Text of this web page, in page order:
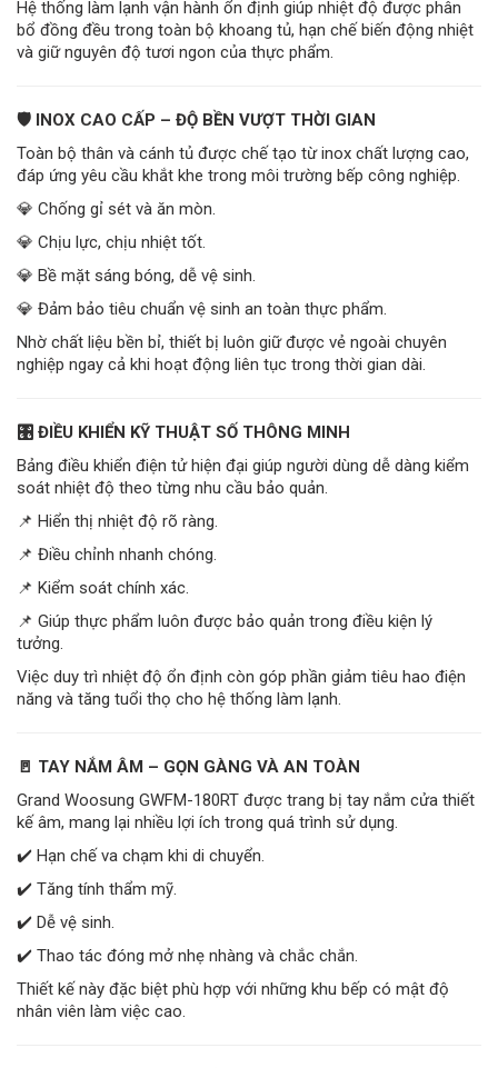
Hệ thống làm lạnh vận hành ổn định giúp nhiệt độ được phân
bổ đồng đều trong toàn bộ khoang tủ, hạn chế biến động nhiệt
và giữ nguyên độ tươi ngon của thực phẩm.
🛡️ INOX CAO CẤP – ĐỘ BỀN VƯỢT THỜI GIAN
Toàn bộ thân và cánh tủ được chế tạo từ inox chất lượng cao,
đáp ứng yêu cầu khắt khe trong môi trường bếp công nghiệp.
💎 Chống gỉ sét và ăn mòn.
💎 Chịu lực, chịu nhiệt tốt.
💎 Bề mặt sáng bóng, dễ vệ sinh.
💎 Đảm bảo tiêu chuẩn vệ sinh an toàn thực phẩm.
Nhờ chất liệu bền bỉ, thiết bị luôn giữ được vẻ ngoài chuyên
nghiệp ngay cả khi hoạt động liên tục trong thời gian dài.
🎛️ ĐIỀU KHIỂN KỸ THUẬT SỐ THÔNG MINH
Bảng điều khiển điện tử hiện đại giúp người dùng dễ dàng kiểm
soát nhiệt độ theo từng nhu cầu bảo quản.
📌 Hiển thị nhiệt độ rõ ràng.
📌 Điều chỉnh nhanh chóng.
📌 Kiểm soát chính xác.
📌 Giúp thực phẩm luôn được bảo quản trong điều kiện lý
tưởng.
Việc duy trì nhiệt độ ổn định còn góp phần giảm tiêu hao điện
năng và tăng tuổi thọ cho hệ thống làm lạnh.
🚪 TAY NẮM ÂM – GỌN GÀNG VÀ AN TOÀN
Grand Woosung GWFM-180RT được trang bị tay nắm cửa thiết
kế âm, mang lại nhiều lợi ích trong quá trình sử dụng.
✔️ Hạn chế va chạm khi di chuyển.
✔️ Tăng tính thẩm mỹ.
✔️ Dễ vệ sinh.
✔️ Thao tác đóng mở nhẹ nhàng và chắc chắn.
Thiết kế này đặc biệt phù hợp với những khu bếp có mật độ
nhân viên làm việc cao.